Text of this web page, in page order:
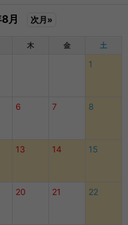
月 次月»
木 金 土
1
6 7 8
13 14 15
20 21 22